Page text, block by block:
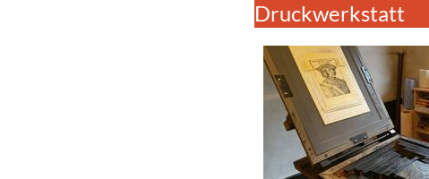
Druckwerkstatt